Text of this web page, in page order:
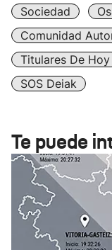
Sociedad
Comunidad
Titulares De Hoy
SOS Deiak
Te puede